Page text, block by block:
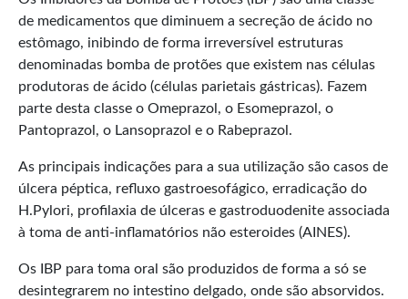
de medicamentos que diminuem a secreção de ácido no
estômago, inibindo de forma irreversível estruturas
denominadas bomba de protões que existem nas células
produtoras de ácido (células parietais gástricas). Fazem
parte desta classe o Omeprazol, o Esomeprazol, o
Pantoprazol, o Lansoprazol e o Rabeprazol.
As principais indicações para a sua utilização são casos de
úlcera péptica, refluxo gastroesofágico, erradicação do
H.Pylori, profilaxia de úlceras e gastroduodenite associada
à toma de anti-inflamatórios não esteroides (AINES).
Os IBP para toma oral são produzidos de forma a só se
desintegrarem no intestino delgado, onde são absorvidos.